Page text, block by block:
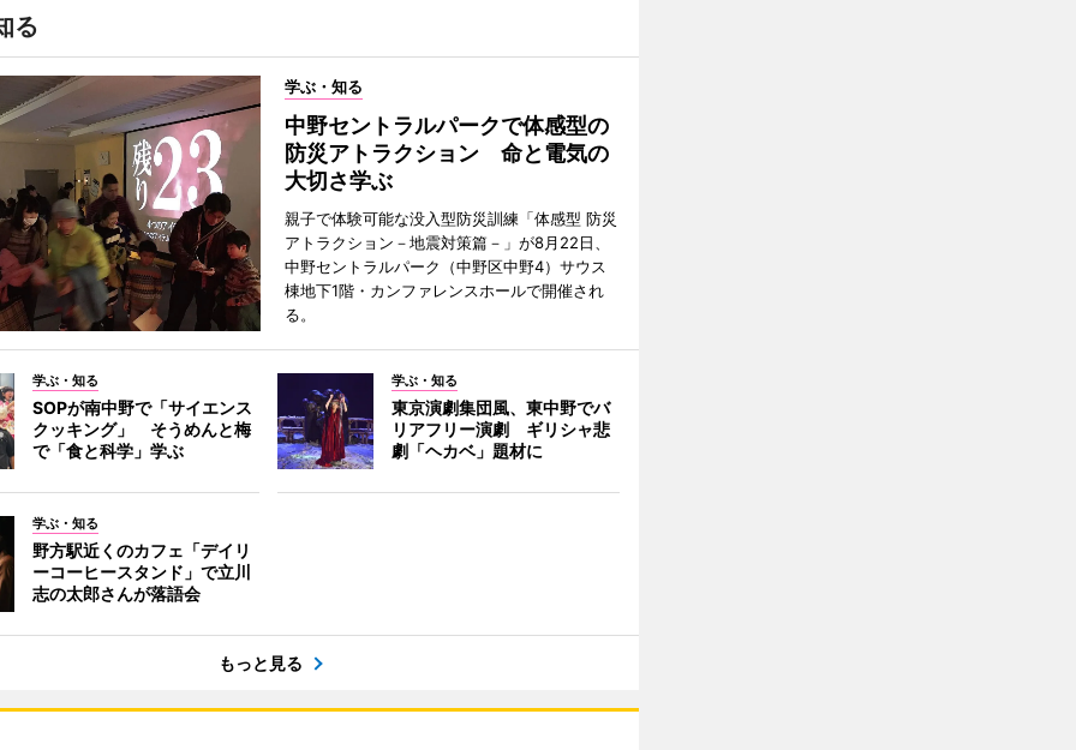
る
学ぶ・知る
中野セントラルパークで体感型の
防災アトラクション 命と電気の
大切さ学ぶ
親子で体験可能な没入型防災訓練「体感型 防災
アトラクション－地震対策篇－」が8月22日、
中野セントラルパーク（中野区中野4）サウス
棟地下1階・カンファレンスホールで開催され
る。
学ぶ・知る
SOPが南中野で「サイエンス
クッキング」 そうめんと梅
で「食と科学」学ぶ
学ぶ・知る
東京演劇集団風、東中野でバ
リアフリー演劇 ギリシャ悲
劇「ヘカベ」題材に
学ぶ・知る
野方駅近くのカフェ「デイリ
ーコーヒースタンド」で立川
志の太郎さんが落語会
もっと見る